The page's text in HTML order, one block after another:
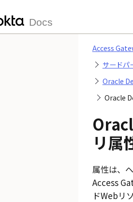
Docs
Access
サードパ
Oracle
Oracle
リ属
属性は、
Access
ドWebリ